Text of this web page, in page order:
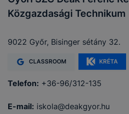
Közgazdasági Technikum
9022 Győr, Bisinger sétány 32.
CLASSROOM KRÉTA
Telefon: +36-96/312-135
E-mail: iskola@deakgyor.hu